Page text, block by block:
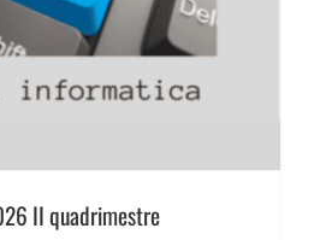
II quadrimestre